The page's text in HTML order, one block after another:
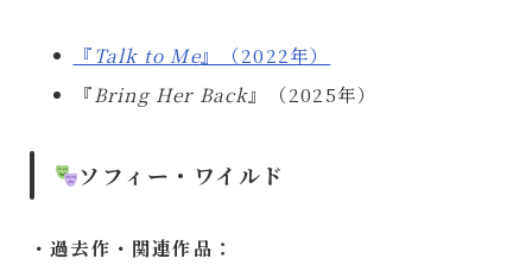
『Talk to Me』（2022年）
『Bring Her Back』（2025年）
ソフィー・ワイルド
・過去作・関連作品：